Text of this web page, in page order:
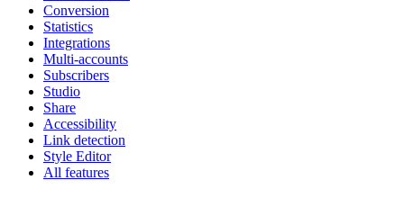
Conversion
Statistics
Integrations
Multi-accounts
Subscribers
Studio
Share
Accessibility
Link detection
Style Editor
All features